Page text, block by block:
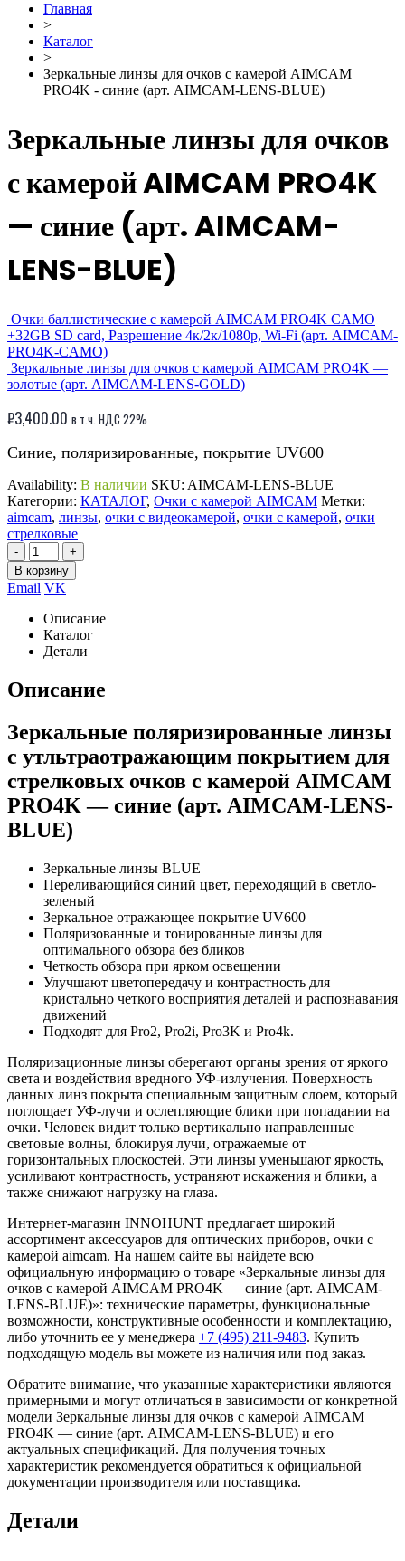
Главная
>
Каталог
>
Зеркальные линзы для очков с камерой AIMCAM
PRO4K - синие (арт. AIMCAM-LENS-BLUE)
Зеркальные линзы для очков
с камерой AIMCAM PRO4K
— синие (арт. AIMCAM-
LENS-BLUE)
Очки баллистические с камерой AIMCAM PRO4K CAMO
+32GB SD card, Разрешение 4к/2к/1080р, Wi-Fi (арт. AIMCAM-
PRO4K-CAMO)
Зеркальные линзы для очков с камерой AIMCAM PRO4K —
золотые (арт. AIMCAM-LENS-GOLD)
₽3,400.00 в т.ч. НДС 22%
Синие, поляризированные, покрытие UV600
Availability: В наличии SKU: AIMCAM-LENS-BLUE
Категории: КАТАЛОГ, Очки с камерой AIMCAM Метки:
aimcam, линзы, очки с видеокамерой, очки с камерой, очки
стрелковые
-
+
В корзину
Email VK
Описание
Каталог
Детали
Описание
Зеркальные поляризированные линзы
с утльтраотражающим покрытием для
стрелковых очков с камерой AIMCAM
PRO4K — синие (арт. AIMCAM-LENS-
BLUE)
Зеркальные линзы BLUE
Переливающийся синий цвет, переходящий в светло-
зеленый
Зеркальное отражающее покрытие UV600
Поляризованные и тонированные линзы для
оптимального обзора без бликов
Четкость обзора при ярком освещении
Улучшают цветопередачу и контрастность для
кристально четкого восприятия деталей и распознавания
движений
Подходят для Pro2, Pro2i, Pro3K и Pro4k.
Поляризационные линзы оберегают органы зрения от яркого
света и воздействия вредного УФ-излучения. Поверхность
данных линз покрыта специальным защитным слоем, который
поглощает УФ-лучи и ослепляющие блики при попадании на
очки. Человек видит только вертикально направленные
световые волны, блокируя лучи, отражаемые от
горизонтальных плоскостей. Эти линзы уменьшают яркость,
усиливают контрастность, устраняют искажения и блики, а
также снижают нагрузку на глаза.
Интернет-магазин INNOHUNT предлагает широкий
ассортимент аксессуаров для оптических приборов, очки с
камерой aimcam. На нашем сайте вы найдете всю
официальную информацию о товаре «Зеркальные линзы для
очков с камерой AIMCAM PRO4K — синие (арт. AIMCAM-
LENS-BLUE)»: технические параметры, функциональные
возможности, конструктивные особенности и комплектацию,
либо уточнить ее у менеджера +7 (495) 211-9483. Купить
подходящую модель вы можете из наличия или под заказ.
Обратите внимание, что указанные характеристики являются
примерными и могут отличаться в зависимости от конкретной
модели Зеркальные линзы для очков с камерой AIMCAM
PRO4K — синие (арт. AIMCAM-LENS-BLUE) и его
актуальных спецификаций. Для получения точных
характеристик рекомендуется обратиться к официальной
документации производителя или поставщика.
Детали